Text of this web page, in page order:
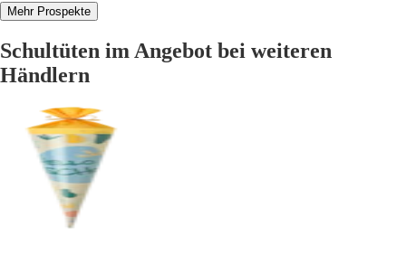
Mehr Prospekte
Schultüten im Angebot bei weiteren
Händlern